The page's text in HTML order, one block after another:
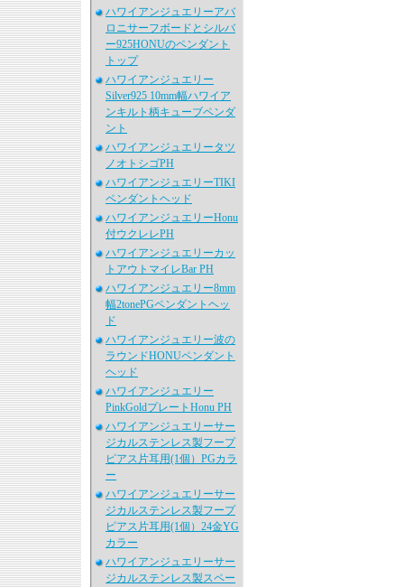
ハワイアンジュエリーアバ
ロニサーフボードとシルバ
ー925HONUのペンダント
トップ
ハワイアンジュエリー
Silver925 10mm幅ハワイア
ンキルト柄キューブペンダ
ント
ハワイアンジュエリータツ
ノオトシゴPH
ハワイアンジュエリーTIKI
ペンダントヘッド
ハワイアンジュエリーHonu
付ウクレレPH
ハワイアンジュエリーカッ
トアウトマイレBar PH
ハワイアンジュエリー8mm
幅2tonePGペンダントヘッ
ド
ハワイアンジュエリー波の
ラウンドHONUペンダント
ヘッド
ハワイアンジュエリー
PinkGoldプレートHonu PH
ハワイアンジュエリーサー
ジカルステンレス製フープ
ピアス片耳用(1個）PGカラ
ー
ハワイアンジュエリーサー
ジカルステンレス製フープ
ピアス片耳用(1個）24金YG
カラー
ハワイアンジュエリーサー
ジカルステンレス製スペー